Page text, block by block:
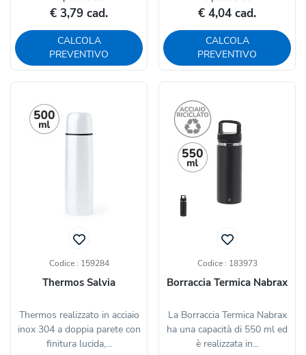
€ 3,79 cad.
CALCOLA
PREVENTIVO
€ 4,04 cad.
CALCOLA
PREVENTIVO
Codice : 159284
Thermos Salvia
Thermos realizzato in acciaio
inox 304 a doppia parete con
finitura lucida,...
Codice : 183973
Borraccia Termica Nabrax
La Borraccia Termica Nabrax
ha una capacità di 550 ml ed
è realizzata in...